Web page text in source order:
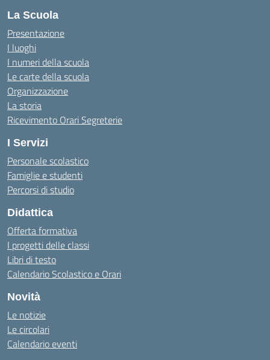
La Scuola
Presentazione
I luoghi
I numeri della scuola
Le carte della scuola
Organizzazione
La storia
Ricevimento Orari Segreterie
I Servizi
Personale scolastico
Famiglie e studenti
Percorsi di studio
Didattica
Offerta formativa
I progetti delle classi
Libri di testo
Calendario Scolastico e Orari
Novità
Le notizie
Le circolari
Calendario eventi